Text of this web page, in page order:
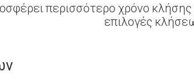
περισσότερο χρόνο
επιλογές